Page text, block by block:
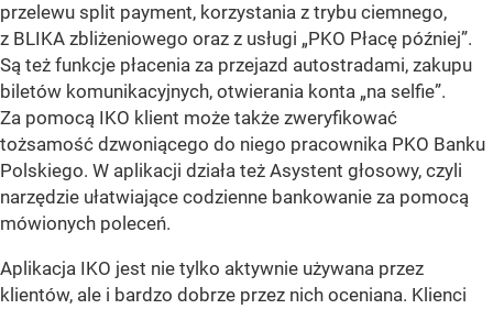
przelewu split payment, korzystania z trybu ciemnego,
z BLIKA zbliżeniowego oraz z usługi „PKO Płacę później”.
Są też funkcje płacenia za przejazd autostradami, zakupu
biletów komunikacyjnych, otwierania konta „na selfie”.
Za pomocą IKO klient może także zweryfikować
tożsamość dzwoniącego do niego pracownika PKO Banku
Polskiego. W aplikacji działa też Asystent głosowy, czyli
narzędzie ułatwiające codzienne bankowanie za pomocą
mówionych poleceń.
Aplikacja IKO jest nie tylko aktywnie używana przez
klientów, ale i bardzo dobrze przez nich oceniana. Klienci